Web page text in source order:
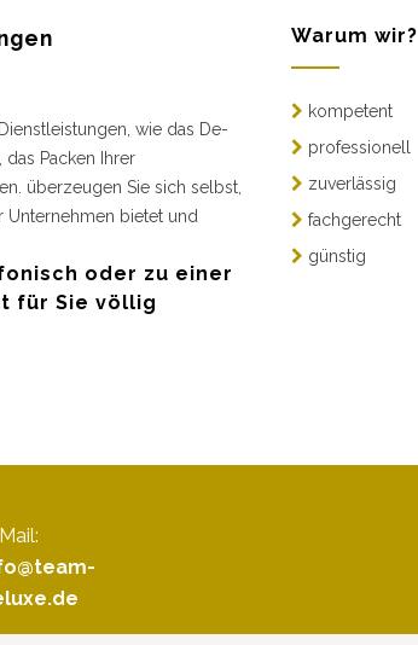
wie das De-
Packen Ihrer
überzeugen Sie sich selbst,
Unternehmen bietet und
oder zu einer
für Sie völlig
Warum wir?
kompetent
professionell
zuverlässig
fachgerecht
günstig